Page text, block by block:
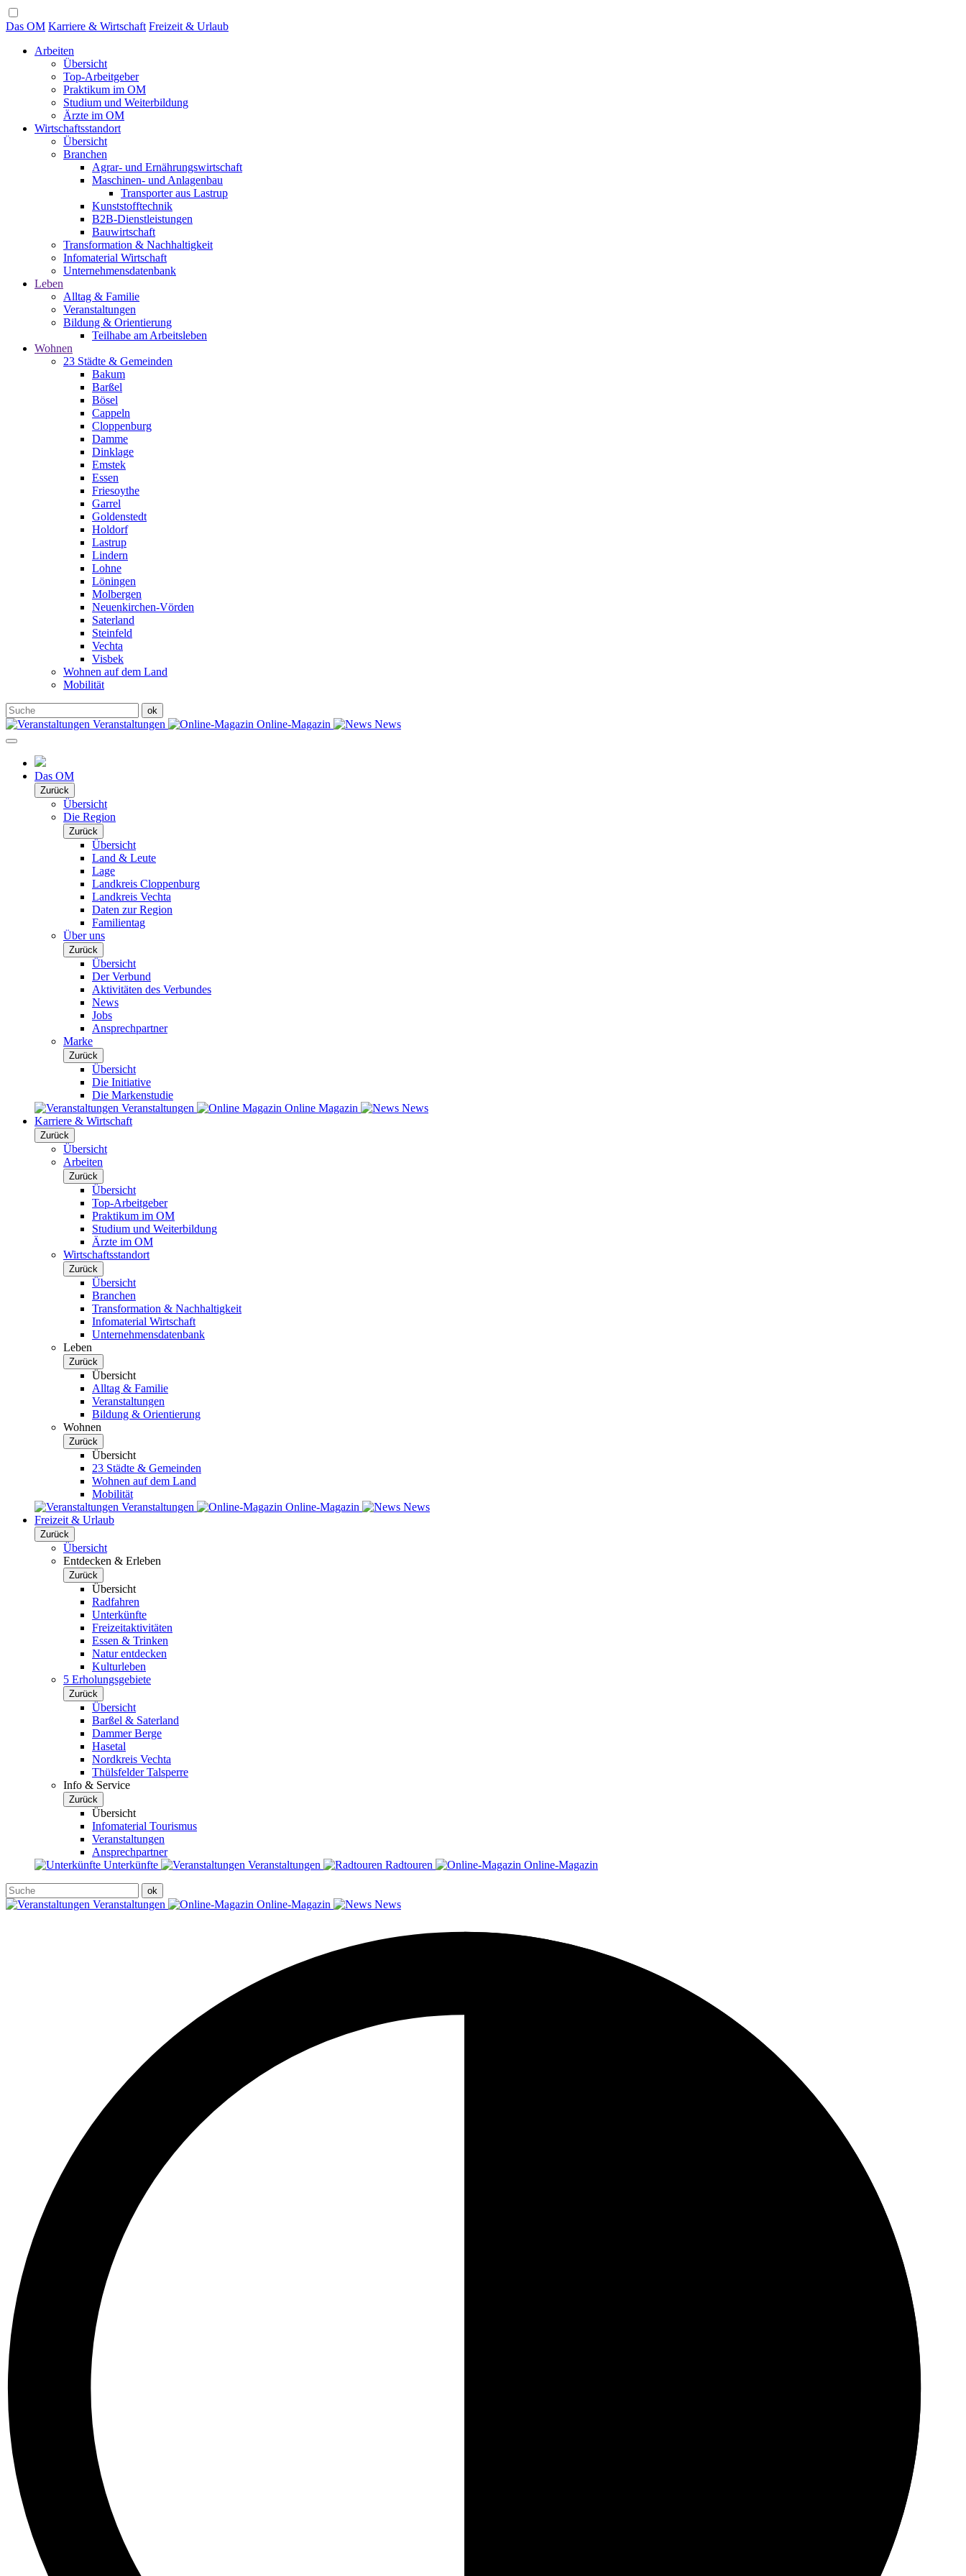
Das OM Karriere & Wirtschaft Freizeit & Urlaub
Arbeiten
Übersicht
Top-Arbeitgeber
Praktikum im OM
Studium und Weiterbildung
Ärzte im OM
Wirtschaftsstandort
Übersicht
Branchen
Agrar- und Ernährungswirtschaft
Maschinen- und Anlagenbau
Transporter aus Lastrup
Kunststofftechnik
B2B-Dienstleistungen
Bauwirtschaft
Transformation & Nachhaltigkeit
Infomaterial Wirtschaft
Unternehmensdatenbank
Leben
Alltag & Familie
Veranstaltungen
Bildung & Orientierung
Teilhabe am Arbeitsleben
Wohnen
23 Städte & Gemeinden
Bakum
Barßel
Bösel
Cappeln
Cloppenburg
Damme
Dinklage
Emstek
Essen
Friesoythe
Garrel
Goldenstedt
Holdorf
Lastrup
Lindern
Lohne
Löningen
Molbergen
Neuenkirchen-Vörden
Saterland
Steinfeld
Vechta
Visbek
Wohnen auf dem Land
Mobilität
Veranstaltungen Online-Magazin News
Das OM
Zurück
Übersicht
Die Region
Zurück
Übersicht
Land & Leute
Lage
Landkreis Cloppenburg
Landkreis Vechta
Daten zur Region
Familientag
Über uns
Zurück
Übersicht
Der Verbund
Aktivitäten des Verbundes
News
Jobs
Ansprechpartner
Marke
Zurück
Übersicht
Die Initiative
Die Markenstudie
Veranstaltungen
Online Magazin
News
Karriere & Wirtschaft
Zurück
Übersicht
Arbeiten
Zurück
Übersicht
Top-Arbeitgeber
Praktikum im OM
Studium und Weiterbildung
Ärzte im OM
Wirtschaftsstandort
Zurück
Übersicht
Branchen
Transformation & Nachhaltigkeit
Infomaterial Wirtschaft
Unternehmensdatenbank
Leben
Zurück
Übersicht
Alltag & Familie
Veranstaltungen
Bildung & Orientierung
Wohnen
Zurück
Übersicht
23 Städte & Gemeinden
Wohnen auf dem Land
Mobilität
Veranstaltungen
Online-Magazin
News
Freizeit & Urlaub
Zurück
Übersicht
Entdecken & Erleben
Zurück
Übersicht
Radfahren
Unterkünfte
Freizeitaktivitäten
Essen & Trinken
Natur entdecken
Kulturleben
5 Erholungsgebiete
Zurück
Übersicht
Barßel & Saterland
Dammer Berge
Hasetal
Nordkreis Vechta
Thülsfelder Talsperre
Info & Service
Zurück
Übersicht
Infomaterial Tourismus
Veranstaltungen
Ansprechpartner
Unterkünfte
Veranstaltungen Radtouren Online-Magazin
Veranstaltungen Online-Magazin News